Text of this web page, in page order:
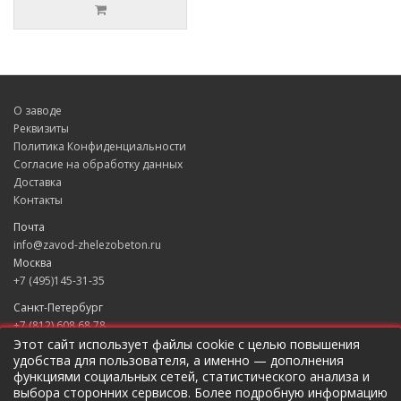
О заводе
Реквизиты
Политика Конфиденциальности
Согласие на обработку данных
Доставка
Контакты
Почта
info@zavod-zhelezobeton.ru
Москва
+7 (495)145-31-35
Санкт-Петербург
+7 (812) 608 68 78
Екатеринбург
+7 (343) 235 49 31
Краснодар
Этот сайт использует файлы cookie с целью повышения
удобства для пользователя, а именно — дополнения
функциями социальных сетей, статистического анализа и
выбора сторонних сервисов. Более подробную информацию